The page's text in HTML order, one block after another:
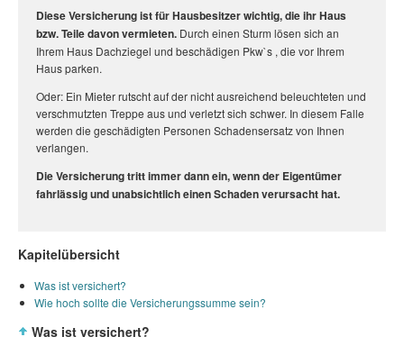
Diese Versicherung ist für Hausbesitzer wichtig, die ihr Haus
bzw. Teile davon vermieten. Durch einen Sturm lösen sich an
Ihrem Haus Dachziegel und beschädigen Pkw`s , die vor Ihrem
Haus parken.
Oder: Ein Mieter rutscht auf der nicht ausreichend beleuchteten und
verschmutzten Treppe aus und verletzt sich schwer. In diesem Falle
werden die geschädigten Personen Schadensersatz von Ihnen
verlangen.
Die Versicherung tritt immer dann ein, wenn der Eigentümer
fahrlässig und unabsichtlich einen Schaden verursacht hat.
Kapitelübersicht
Was ist versichert?
Wie hoch sollte die Versicherungssumme sein?
Was ist versichert?